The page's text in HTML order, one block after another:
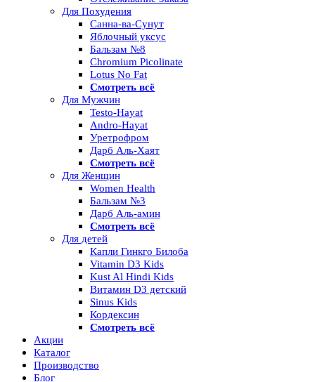
Для Похудения
Санна-ва-Сунут
Яблочный уксус
Бальзам №8
Chromium Picolinate
Lotus No Fat
Смотреть всё
Для Мужчин
Testo-Hayat
Andro-Hayat
Уретрофром
Дарб Аль-Хаят
Смотреть всё
Для Женщин
Women Health
Бальзам №3
Дарб Аль-амин
Смотреть всё
Для детей
Капли Гинкго Билоба
Vitamin D3 Kids
Kust Al Hindi Kids
Витамин D3 детский
Sinus Kids
Кордексин
Смотреть всё
Акции
Каталог
Производство
Блог